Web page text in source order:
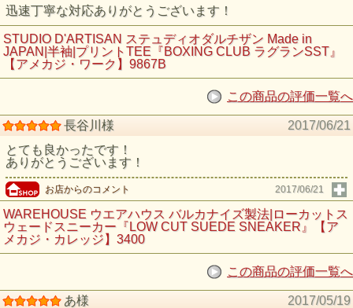
迅速丁寧な対応ありがとうございます！
STUDIO D'ARTISAN ステュディオダルチザン Made in
JAPAN|半袖|プリントTEE『BOXING CLUB ラグランSST』
【アメカジ・ワーク】9867B
この商品の評価一覧へ
長谷川様
2017/06/21
とても良かったです！
ありがとうございます！
お店からのコメント 2017/06/21
WAREHOUSE ウエアハウス バルカナイズ製法|ローカットス
ウェードスニーカー『LOW CUT SUEDE SNEAKER』【ア
メカジ・カレッジ】3400
この商品の評価一覧へ
あ様
2017/05/19